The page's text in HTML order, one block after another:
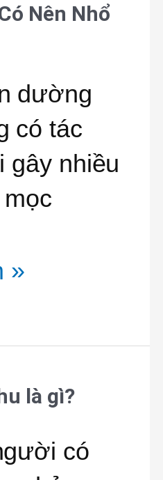
Nên Nhổ
dường
có tác
gây nhiều
»
là gì?
có